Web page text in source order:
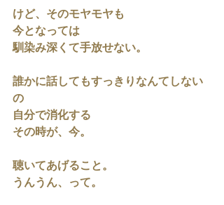
けど、そのモヤモヤも
今となっては
馴染み深くて手放せない。
誰かに話してもすっきりなんてしない
の
自分で消化する
その時が、今。
聴いてあげること。
うんうん、って。